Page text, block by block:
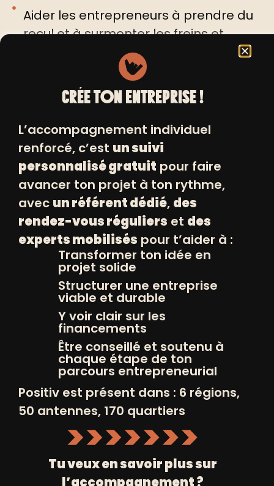
Aider les entrepreneurs à prendre du
recul et à surmonter les freins et
difficultés qu'ils peuvent rencontrer.
Vous êtes acteurs et véritable partie
prenante de la réussite de tous ces
talents cachés dont les quartiers
populaires regorgent.
Les équipes de Positiv
forment tous les bénévoles
et les mentors en amont de
leur intervention, sur les
volets suivants :
Positiv : histoire de l’association, vision,
actions
Postures : comment transmettre,
former, encourager et soutenir les
entrepreneurs aux différentes étapes
de leur projet
Savoir-faire : pratiques applicables en
situation managériale et coaching
Savoir-être : écoute, feedback positif
et constructif, capacités
pédagogiques de transmission du
CRÉE TON ENTREPRISE !
L’accompagnement individuel
renforcé, c’est un suivi
personnalisé gratuit pour faire
avancer ton projet à ton rythme,
avec un référent dédié, des
rendez-vous réguliers et des
experts mobilisés pour t’aider à :
Transformer ton idée en
projet solide
Structurer une entreprise
viable et durable
Y voir clair sur les
financements
Être conseillé et soutenu à
chaque étape de ton
parcours entrepreneurial
Positiv est présent dans : 6 régions,
50 antennes, 170 quartiers
Tu veux en savoir plus sur
l’accompagnement ?